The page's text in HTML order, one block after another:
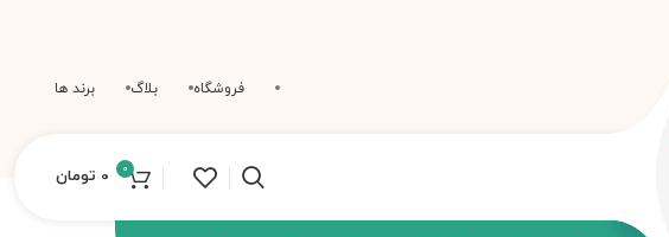
فروشگاه بلاگ برند ها
0
0 تومان